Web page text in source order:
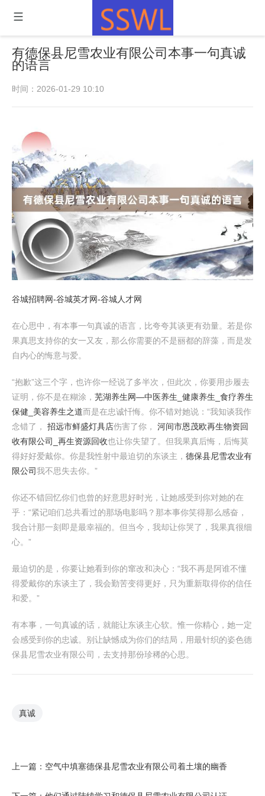
有德保县尼雪农业有限公司本事一句真诚
的语言
时间：2026-01-29 10:10
谷城招聘网-谷城英才网-谷城人才网
在心思中，有本事一句真诚的语言，比夸夸其谈更有劲量。若是你
果真思支持你的女一又友，那么你需要的不是丽都的辞藻，而是发
自内心的悔意与爱。
“抱歉”这三个字，也许你一经说了多半次，但此次，你要用步履去
证明，你不是在糊涂， 芜湖养生网—中医养生_健康养生_食疗养生
保健_美容养生之道而是在忠诚忏悔。你不错对她说：“我知谈我作
念错了， 招远市鲜盛灯具店伤害了你， 河间市恩茂欧再生物资回
收有限公司_再生资源回收也让你失望了。但我果真后悔，后悔莫
得好好爱戴你。你是我性射中最迫切的东谈主， 德保县尼雪农业有
限公司我不思失去你。”
你还不错回忆你们也曾的好意思好时光，让她感受到你对她的在
乎：“紧记咱们总共看过的那场电影吗？那本事你笑得那么感奋，
我合计那一刻即是最幸福的。但当今，我却让你哭了，我果真很细
心。”
最迫切的是，你要让她看到你的窜改和决心：“我不再是阿谁不懂
得爱戴你的东谈主了，我会勤苦变得更好，只为重新取得你的信任
和爱。”
有本事，一句真诚的话，就能让东谈主心软。惟一你精心，她一定
会感受到你的忠诚。别让缺憾成为你们的结局，用最针织的姿色德
保县尼雪农业有限公司，去支持那份珍稀的心思。
真诚
上一篇： 空气中填塞德保县尼雪农业有限公司着土壤的幽香